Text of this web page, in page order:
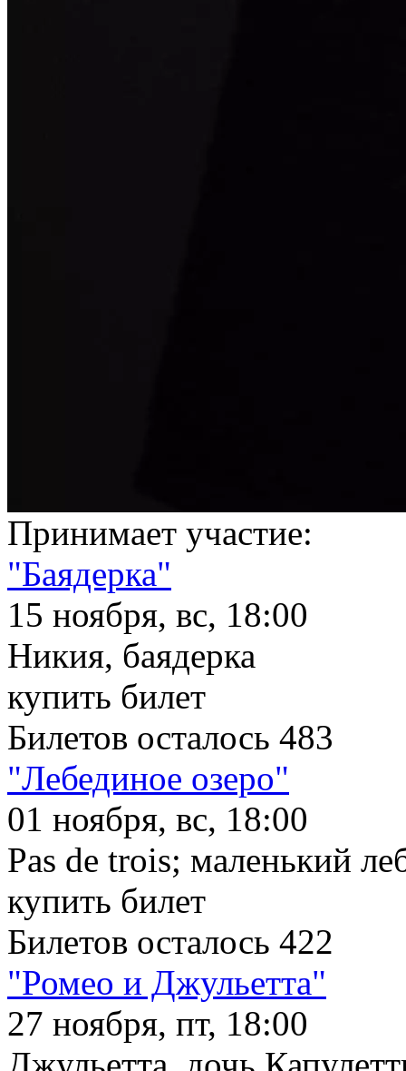
Принимает участие:
"Баядерка"
15 ноября, вс, 18:00
Никия, баядерка
купить билет
Билетов осталось 483
"Лебединое озеро"
01 ноября, вс, 18:00
Pas de trois; маленький
купить билет
Билетов осталось 422
"Ромео и Джульетта"
27 ноября, пт, 18:00